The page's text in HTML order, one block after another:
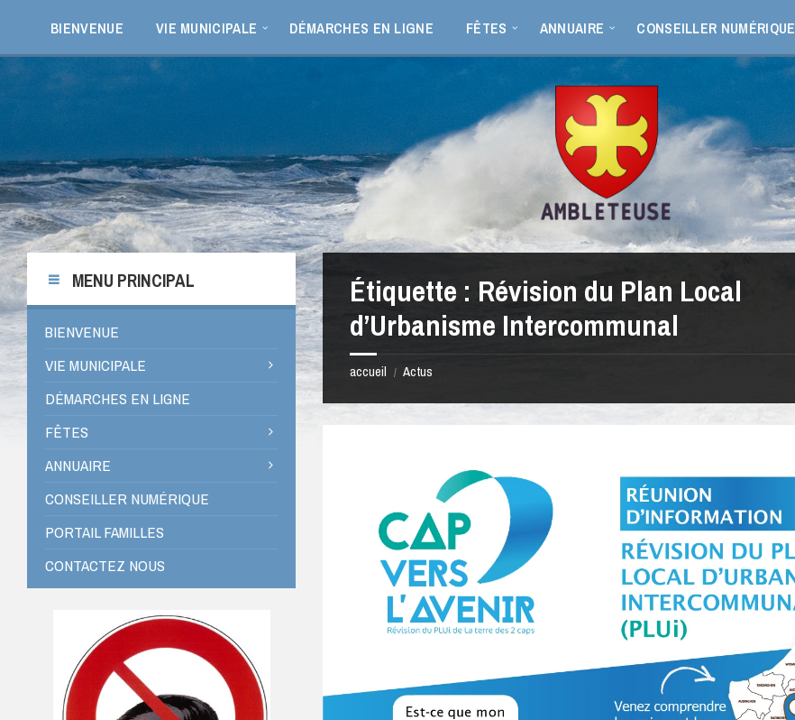
barre
latérale
barre
latérale
de
page
BIENVENUE VIE MUNICIPALE DÉMARCHES EN LIGNE FÊTES ANNUAIRE CONSEILLER NUMÉRIQUE
Étiquette : Révision du Plan Local
d’Urbanisme Intercommunal
accueil / Actus
MENU PRINCIPAL
BIENVENUE
VIE MUNICIPALE
DÉMARCHES EN LIGNE
FÊTES
ANNUAIRE
CONSEILLER NUMÉRIQUE
PORTAIL FAMILLES
CONTACTEZ NOUS